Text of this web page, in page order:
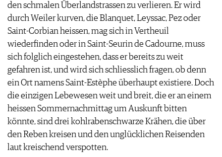
den schmalen Überlandstrassen zu verlieren. Er wird
durch Weiler kurven, die Blanquet, Leyssac, Pez oder
Saint-Corbian heissen, mag sich in Vertheuil
wiederfinden oder in Saint-Seurin de Cadourne, muss
sich folglich eingestehen, dass er bereits zu weit
gefahren ist, und wird sich schliesslich fragen, ob denn
ein Ort namens Saint-Estèphe überhaupt existiere. Doch
die einzigen Lebewesen weit und breit, die er an einem
heissen Sommernachmittag um Auskunft bitten
könnte, sind drei kohlrabenschwarze Krähen, die über
den Reben kreisen und den unglücklichen Reisenden
laut kreischend verspotten.